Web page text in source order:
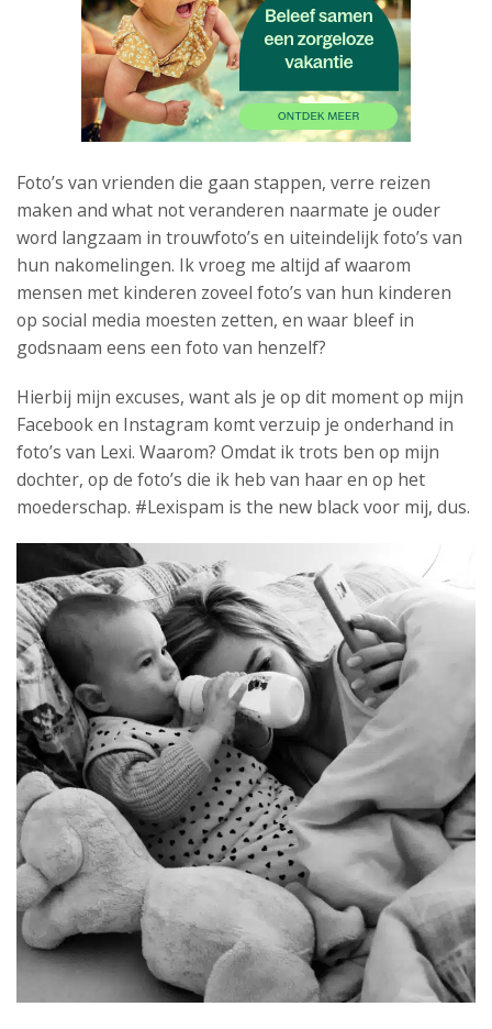
Foto’s van vrienden die gaan stappen, verre reizen
maken and what not veranderen naarmate je ouder
word langzaam in trouwfoto’s en uiteindelijk foto’s van
hun nakomelingen. Ik vroeg me altijd af waarom
mensen met kinderen zoveel foto’s van hun kinderen
op social media moesten zetten, en waar bleef in
godsnaam eens een foto van henzelf?
Hierbij mijn excuses, want als je op dit moment op mijn
Facebook en Instagram komt verzuip je onderhand in
foto’s van Lexi. Waarom? Omdat ik trots ben op mijn
dochter, op de foto’s die ik heb van haar en op het
moederschap. #Lexispam is the new black voor mij, dus.